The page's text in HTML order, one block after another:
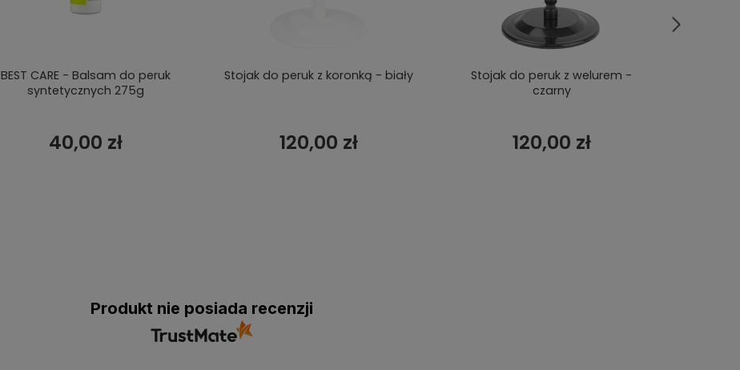
BEST CARE - Balsam do peruk
syntetycznych 275g
40,00 zł
Stojak do peruk z koronką - biały
120,00 zł
Stojak do peruk z welurem -
czarny
120,00 zł
Produkt nie posiada recenzji